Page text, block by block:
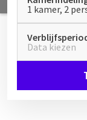
1 kamer, 2
Data kiezen